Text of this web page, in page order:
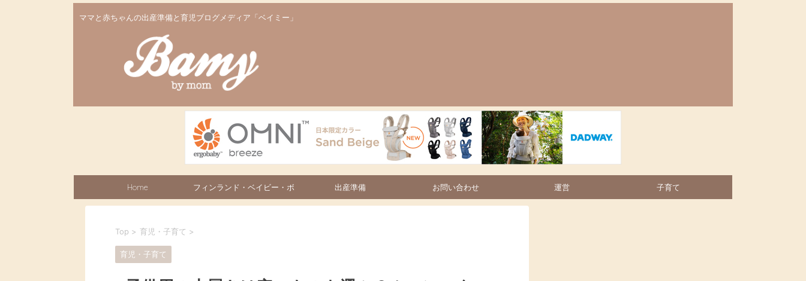
ママと赤ちゃんの出産準備と育児ブログメディア「ベイミー」
Home フィンランド・ベイビー・ボ 出産準備 お問い合わせ 運営 子育て
Top > 育児・子育て >
育児・子育て